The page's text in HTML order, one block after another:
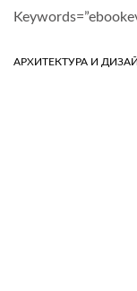
АРХИТЕКТУРА И